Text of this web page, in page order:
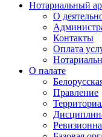
Нотариальный
О
Контакты
Оплата
О палате
Правление